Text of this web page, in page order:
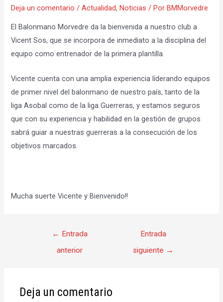
Deja un comentario /Actualidad,Noticias / PorBMMorvedre
El Balonmano Morvedre da la bienvenida a nuestro club a
Vicent Sos, que se incorpora de inmediato a la disciplina del
equipo como entrenador de la primera plantilla.
Vicente cuenta con una amplia experiencia liderando equipos
de primer nivel del balonmano de nuestro país, tanto de la
liga Asobal como de la liga Guerreras, y estamos seguros
que con su experiencia y habilidad en la gestión de grupos
sabrá guiar a nuestras guerreras a la consecución de los
objetivos marcados.
Mucha suerte Vicente y Bienvenido!!
Navegación
← Entrada
anterior
Entrada
siguiente →
Deja un comentario